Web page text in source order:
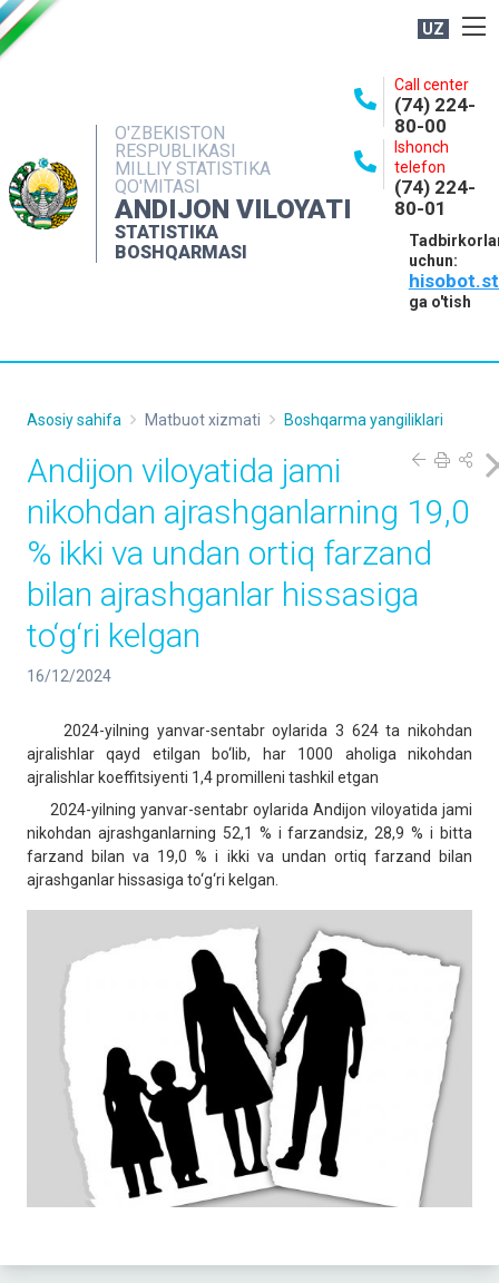
UZ
O'ZBEKISTON
RESPUBLIKASI
MILLIY STATISTIKA
QO'MITASI
ANDIJON VILOYATI
STATISTIKA
BOSHQARMASI
Call center
(74) 224-
80-00
Ishonch
telefon
(74) 224-
80-01
uchun:
ga o'tish
NASHRLAR
INTERAKTIV XIZMATLAR
MATBUOT XIZMATI
MUROJAATLAR
Asosiy sahifa Matbuot xizmati Boshqarma yangiliklari
Andijon viloyatida jami
nikohdan ajrashganlarning 19,0
% ikki va undan ortiq farzand
bilan ajrashganlar hissasiga
to‘g‘ri kelgan
16/12/2024
2024-yilning yanvar-sentabr oylarida 3 624 ta nikohdan
ajralishlar qayd etilgan bo‘lib, har 1000 aholiga nikohdan
ajralishlar koeffitsiyenti 1,4 promilleni tashkil etgan
2024-yilning yanvar-sentabr oylarida Andijon viloyatida jami
nikohdan ajrashganlarning 52,1 % i farzandsiz, 28,9 % i bitta
farzand bilan va 19,0 % i ikki va undan ortiq farzand bilan
ajrashganlar hissasiga to‘g‘ri kelgan.